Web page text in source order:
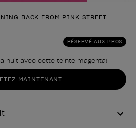
BACK FROM PINK STREET
RÉSERVÉ AUX PROS
nuit avec cette teinte magenta!
MAINTENANT